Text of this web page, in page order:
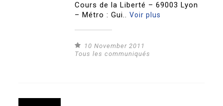
Cours de la Liberté – 69003 Lyon
– Métro : Gui..Voir plus
10 November 2011
Tous les communiqués